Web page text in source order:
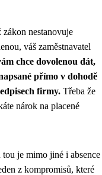
nestanovuje
váš zaměstnavatel
chce dovolenou dát,
přímo v dohodě
firmy. Třeba že
nárok na placené
je mimo jiné i absence
z kompromisů, které